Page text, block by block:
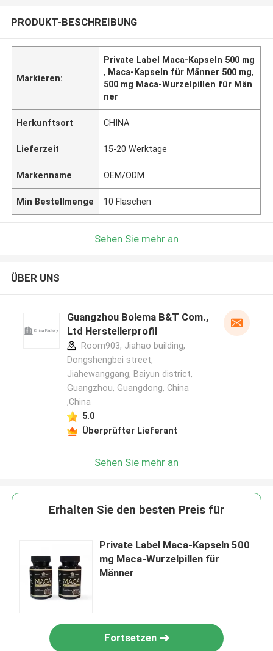
PRODUKT-BESCHREIBUNG
Markieren:
Private Label Maca-Kapseln 500 mg
, Maca-Kapseln für Männer 500 mg,
500 mg Maca-Wurzelpillen für Män
ner
Herkunftsort CHINA
Lieferzeit 15-20 Werktage
Markenname OEM/ODM
Min Bestellmenge 10 Flaschen
Sehen Sie mehr an
ÜBER UNS
Guangzhou Bolema B&T Com.,
Ltd Herstellerprofil
Room903, Jiahao building,
Dongshengbei street,
Jiahewanggang, Baiyun district,
Guangzhou, Guangdong, China
,China
5.0
Überprüfter Lieferant
Sehen Sie mehr an
Erhalten Sie den besten Preis für
Private Label Maca-Kapseln 500
mg Maca-Wurzelpillen für
Männer
Fortsetzen